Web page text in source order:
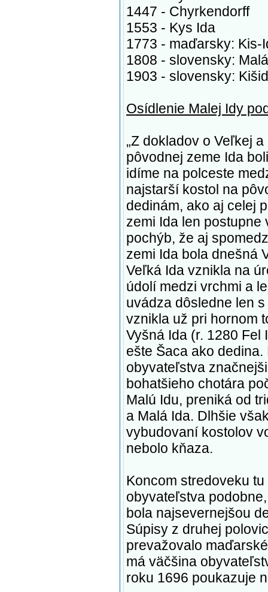
1447 - Chyrkendorff
1553 - Kys Ida
1773 - maďarsky: Kis-
1808 - slovensky:
1903 - slovensky:
Osídlenie Malej Idy
„Z dokladov o Veľkej
pôvodnej zeme Ida
idíme na polceste
najstarší kostol na
dedinám, ako aj celej
zemi Ida len postupne
pochýb, že aj
zemi Ida bola dnešná
Veľká Ida vznikla na
údolí medzi vrchmi a
uvádza dôsledne len
vznikla už pri hornom
Vyšná Ida (r. 1280 Fel
ešte Šaca ako
obyvateľstva
bohatšieho chotára
Malú Idu, preniká od
a Malá Ida. Dlhšie
vybudovaní kostolov
nebolo kňaza.
Koncom stredoveku
obyvateľstva
bola najsevernejšou
Súpisy z druhej
prevažovalo
má väčšina
roku 1696 poukazuje